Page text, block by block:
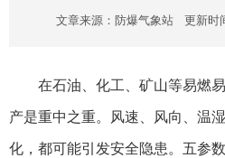
文章来源： 防爆气象站 更新时
在石油、化工、矿山等易燃
产是重中之重。风速、风向、温
化，都可能引发安全隐患。五参